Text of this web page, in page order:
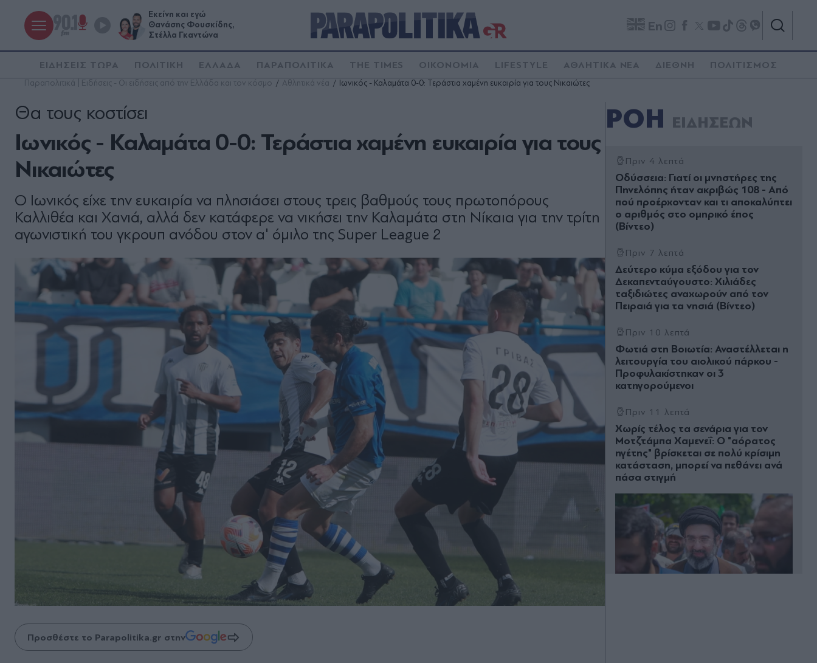
Εκείνη και εγώ
Θανάσης Φουσκίδης,
Στέλλα Γκαντώνα
En
ΕΙΔΗΣΕΙΣ ΤΩΡΑ ΠΟΛΙΤΙΚΗ ΕΛΛΑΔΑ ΠΑΡΑΠΟΛΙΤΙΚΑ THE TIMES ΟΙΚΟΝΟΜΙΑ LIFESTYLE ΑΘΛΗΤΙΚΑ ΝΕΑ ΔΙΕΘΝΗ ΠΟΛΙΤΙΣΜΟΣ
Παραπολιτικά | Ειδήσεις - Οι ειδήσεις από την Ελλάδα και τον κόσμο Αθλητικά νέα Ιωνικός - Καλαμάτα 0-0: Τεράστια χαμένη ευκαιρία για τους Νικαιώτες
Ιωνικός - Καλαμάτα 0-0: Τεράστια χαμένη ευκαιρία για τους
Νικαιώτες
Θα τους κοστίσει
Ο Ιωνικός είχε την ευκαιρία να πλησιάσει στους τρεις βαθμούς τους πρωτοπόρους
Καλλιθέα και Χανιά, αλλά δεν κατάφερε να νικήσει την Καλαμάτα στη Νίκαια για την τρίτη
αγωνιστική του γκρουπ ανόδου στον α' όμιλο της Super League 2
Προσθέστε το Parapolitika.gr στην
ΡΟΗ ΕΙΔΗΣΕΩΝ
Πριν 4 λεπτά
Οδύσσεια: Γιατί οι μνηστήρες της
Πηνελόπης ήταν ακριβώς 108 - Από
πού προέρχονταν και τι αποκαλύπτει
ο αριθμός στο ομηρικό έπος
(Βίντεο)
Πριν 7 λεπτά
Δεύτερο κύμα εξόδου για τον
Δεκαπενταύγουστο: Χιλιάδες
ταξιδιώτες αναχωρούν από τον
Πειραιά για τα νησιά (Βίντεο)
Πριν 10 λεπτά
Φωτιά στη Βοιωτία: Αναστέλλεται η
λειτουργία του αιολικού πάρκου -
Προφυλακίστηκαν οι 3
κατηγορούμενοι
Πριν 11 λεπτά
Χωρίς τέλος τα σενάρια για τον
Μοτζτάμπα Χαμενεΐ: Ο "αόρατος
ηγέτης" βρίσκεται σε πολύ κρίσιμη
κατάσταση, μπορεί να πεθάνει ανά
πάσα στιγμή